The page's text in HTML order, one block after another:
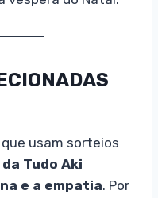
usam sorteios
Tudo Aki
e a empatia. Por